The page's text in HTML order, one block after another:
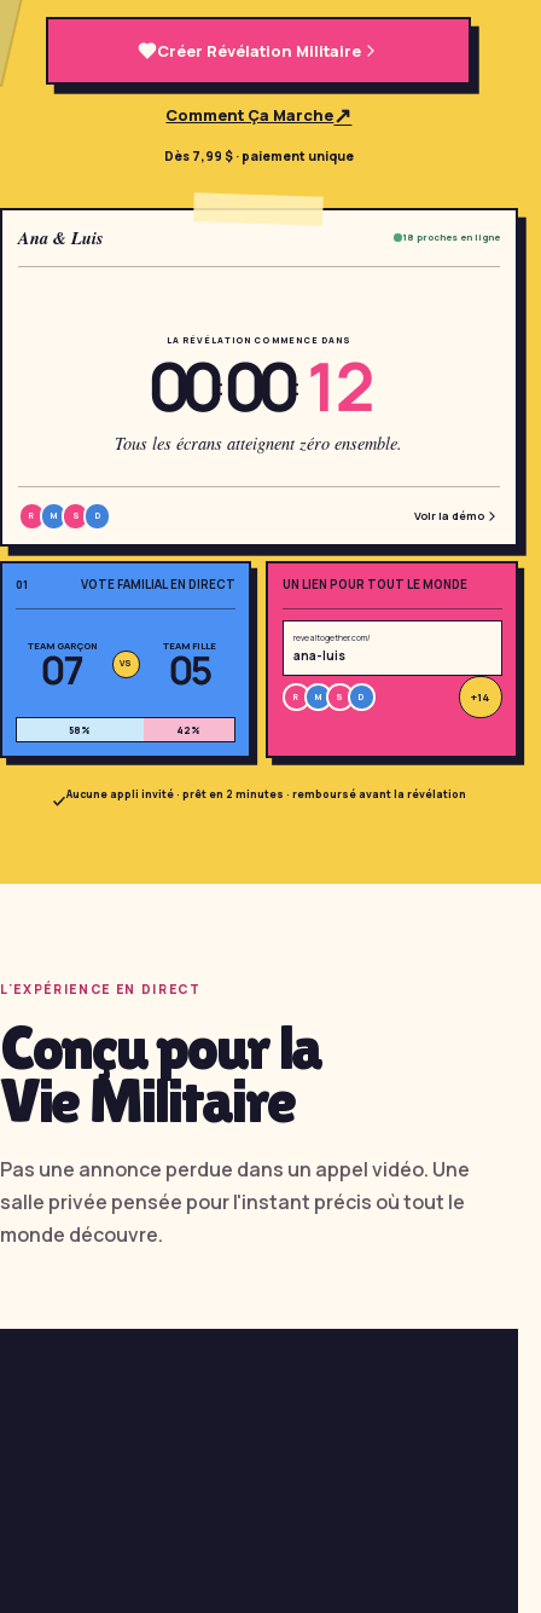
Outils Gratuits 5
Thèmes 12
Connexion
Commencer
🇺🇸EN 🇫🇷FR 🇪🇸
Créer Révélation Militaire
Comment Ça Marche↗
Dès 7,99 $ · paiement unique
01 VOTE FAMILIAL EN DIRECT
TEAM GARÇON
07 VS
TEAM FILLE
05
58% 42%
toute votre famille en
Ana & Luis 18 proches en ligne
LA RÉVÉLATION COMMENCE DANS
00:00: 12
Tous les écrans atteignent zéro ensemble.
R M S D Voir la démo
UN LIEN POUR TOUT LE MONDE
revealtogether.com/
ana-luis
R M S D +14
Aucune appli invité · prêt en 2 minutes · remboursé avant la révélation
L'EXPÉRIENCE EN DIRECT
Conçu pour la
Vie Militaire
Pas une annonce perdue dans un appel vidéo. Une
salle privée pensée pour l'instant précis où tout le
monde découvre.